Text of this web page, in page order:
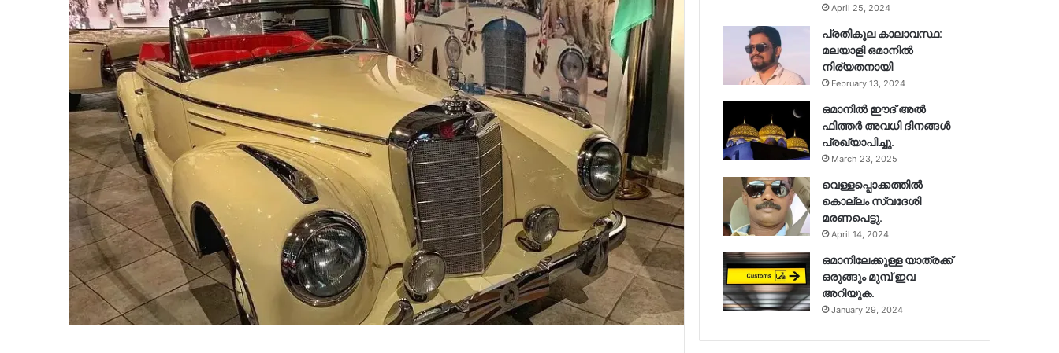
April 25, 2024
പ്രതികൂല കാലാവസ്ഥ:
മലയാളി ഒമാനിൽ
നിര്യതനായി
February 13, 2024
ഒമാനിൽ ഈദ് അൽ
ഫിത്തർ അവധി ദിനങ്ങൾ
പ്രഖ്യാപിച്ചു.
March 23, 2025
വെള്ളപ്പൊക്കത്തിൽ
കൊല്ലം സ്വദേശി
മരണപെട്ടു.
April 14, 2024
ഒമാനിലേക്കുള്ള യാത്രക്ക്
ഒരുങ്ങും മുമ്പ് ഇവ
അറിയുക.
January 29, 2024